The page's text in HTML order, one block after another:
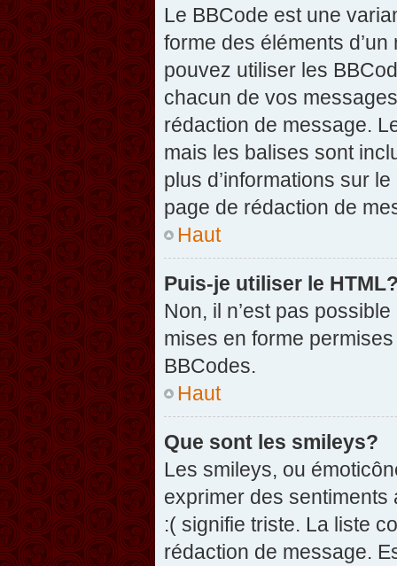
Le BBCode est une
forme des éléments
pouvez utiliser les
chacun de vos
rédaction de message.
mais les balises sont
plus d’informations sur
page de rédaction de
Haut
Puis-je utiliser le
Non, il n’est pas
mises en forme
BBCodes.
Haut
Que sont les smileys?
Les smileys, ou
exprimer des
:( signifie triste. La liste
rédaction de message.